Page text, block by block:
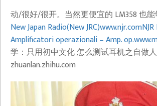
动/很好/很开。当然更便宜的 LM358 也能
New Japan Radio(New JRC)​www.njr.com
Amplificatori operazionali – Amp.
学：只用初中文化 怎么测试耳机之自做
zhuanlan.zhihu.com